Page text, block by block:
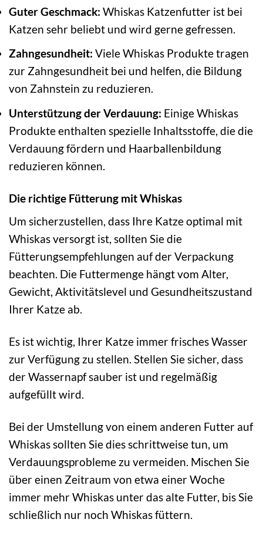
Guter Geschmack: Whiskas Katzenfutter ist bei
Katzen sehr beliebt und wird gerne gefressen.
Zahngesundheit: Viele Whiskas Produkte tragen
zur Zahngesundheit bei und helfen, die Bildung
von Zahnstein zu reduzieren.
Unterstützung der Verdauung: Einige Whiskas
Produkte enthalten spezielle Inhaltsstoffe, die die
Verdauung fördern und Haarballenbildung
reduzieren können.
Die richtige Fütterung mit Whiskas
Um sicherzustellen, dass Ihre Katze optimal mit
Whiskas versorgt ist, sollten Sie die
Fütterungsempfehlungen auf der Verpackung
beachten. Die Futtermenge hängt vom Alter,
Gewicht, Aktivitätslevel und Gesundheitszustand
Ihrer Katze ab.
Es ist wichtig, Ihrer Katze immer frisches Wasser
zur Verfügung zu stellen. Stellen Sie sicher, dass
der Wassernapf sauber ist und regelmäßig
aufgefüllt wird.
Bei der Umstellung von einem anderen Futter auf
Whiskas sollten Sie dies schrittweise tun, um
Verdauungsprobleme zu vermeiden. Mischen Sie
über einen Zeitraum von etwa einer Woche
immer mehr Whiskas unter das alte Futter, bis Sie
schließlich nur noch Whiskas füttern.